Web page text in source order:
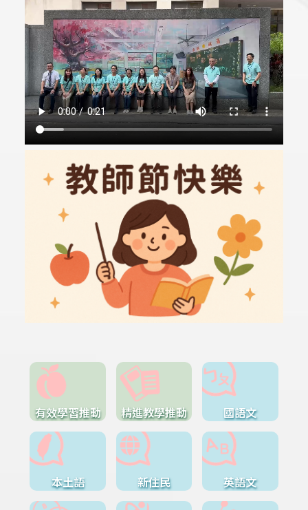
有效學習推動 精進教學推動 國語文
本土語 新住民 英語文